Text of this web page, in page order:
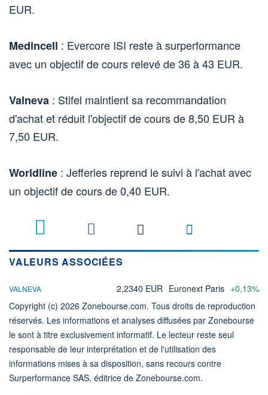
EUR.
Medincell : Evercore ISI reste à surperformance
avec un objectif de cours relevé de 36 à 43 EUR.
Valneva : Stifel maintient sa recommandation
d'achat et réduit l'objectif de cours de 8,50 EUR à
7,50 EUR.
Worldline : Jefferies reprend le suivi à l'achat avec
un objectif de cours de 0,40 EUR.
VALEURS ASSOCIÉES
VALNEVA 2,2340 EUR Euronext Paris +0,13%
Copyright (c) 2026 Zonebourse.com. Tous droits de reproduction
réservés. Les informations et analyses diffusées par Zonebourse
le sont à titre exclusivement informatif. Le lecteur reste seul
responsable de leur interprétation et de l'utilisation des
informations mises à sa disposition, sans recours contre
Surperformance SAS, éditrice de Zonebourse.com.